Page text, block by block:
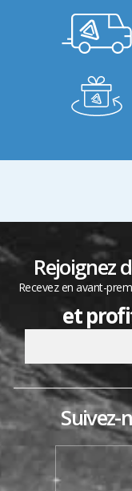
Rejoignez
Recevez en avant-
et
Suivez-